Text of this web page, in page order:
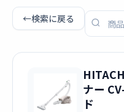
←検索に戻る
ナー
ド